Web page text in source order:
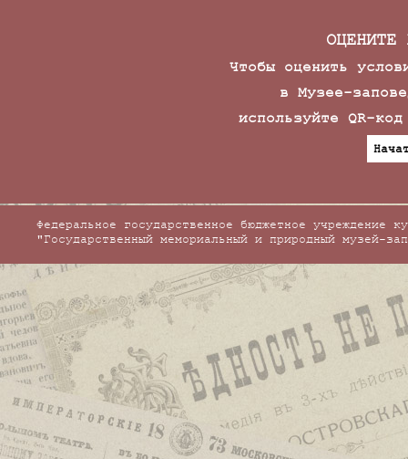
ОЦЕНИТЕ
Чтобы оценить
в Музее-
используйте QR-
Федеральное государственное бюджетное учреждение
"Государственный мемориальный и природный музей-